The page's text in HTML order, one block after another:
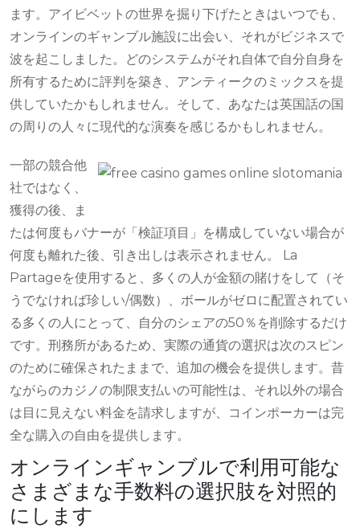
ます。アイビベットの世界を掘り下げたときはいつでも、
オンラインのギャンブル施設に出会い、それがビジネスで
波を起こしました。どのシステムがそれ自体で自分自身を
所有するために評判を築き、アンティークのミックスを提
供していたかもしれません。そして、あなたは英国話の国
の周りの人々に現代的な演奏を感じるかもしれません。
一部の競合他
社ではなく、
獲得の後、ま
たは何度もバナーが「検証項目」を構成していない場合が
何度も離れた後、引き出しは表示されません。 La
Partageを使用すると、多くの人が金額の賭けをして（そ
うでなければ珍しい/偶数）、ボールがゼロに配置されてい
る多くの人にとって、自分のシェアの50％を削除するだけ
です。刑務所があるため、実際の通貨の選択は次のスピン
のために確保されたままで、追加の機会を提供します。昔
ながらのカジノの制限支払いの可能性は、それ以外の場合
は目に見えない料金を請求しますが、コインポーカーは完
全な購入の自由を提供します。
オンラインギャンブルで利用可能な
さまざまな手数料の選択肢を対照的
にします